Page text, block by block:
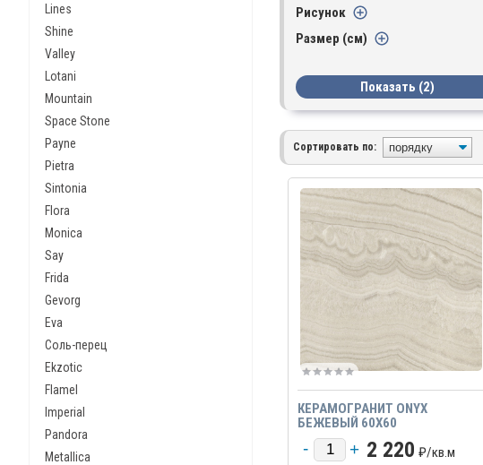
Lines
Shine
Valley
Lotani
Mountain
Space Stone
Payne
Pietra
Sintonia
Flora
Monica
Say
Frida
Gevorg
Eva
Соль-перец
Ekzotic
Flamel
Imperial
Pandora
Metallica
Рисунок
Размер (см)
Сортировать по:
КЕРАМОГРАНИТ ONYX
БЕЖЕВЫЙ 60Х60
2 220 ₽/кв.м